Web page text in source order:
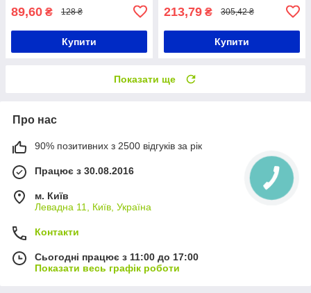
89,60 ₴ 128 ₴
Купити
213,79 ₴ 305,42 ₴
Купити
Показати ще
Про нас
90% позитивних з 2500 відгуків за рік
Працює з 30.08.2016
м. Київ
Левадна 11, Київ, Україна
Контакти
Сьогодні працює з 11:00 до 17:00
Показати весь графік роботи